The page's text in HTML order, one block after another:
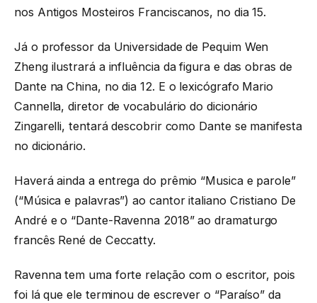
nos Antigos Mosteiros Franciscanos, no dia 15.
Já o professor da Universidade de Pequim Wen
Zheng ilustrará a influência da figura e das obras de
Dante na China, no dia 12. E o lexicógrafo Mario
Cannella, diretor de vocabulário do dicionário
Zingarelli, tentará descobrir como Dante se manifesta
no dicionário.
Haverá ainda a entrega do prêmio “Musica e parole”
(“Música e palavras”) ao cantor italiano Cristiano De
André e o “Dante-Ravenna 2018” ao dramaturgo
francês René de Ceccatty.
Ravenna tem uma forte relação com o escritor, pois
foi lá que ele terminou de escrever o “Paraíso” da